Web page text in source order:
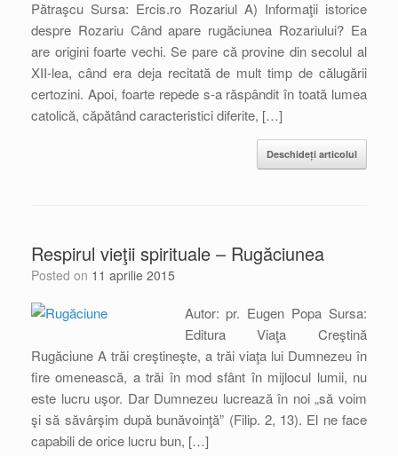
Pătraşcu Sursa: Ercis.ro Rozariul A) Informaţii istorice
despre Rozariu Când apare rugăciunea Rozariului? Ea
are origini foarte vechi. Se pare că provine din secolul al
XII-lea, când era deja recitată de mult timp de călugării
certozini. Apoi, foarte repede s-a răspândit în toată lumea
catolică, căpătând caracteristici diferite, […]
Deschideți articolul
Respirul vieţii spirituale – Rugăciunea
Posted on 11 aprilie 2015
Autor: pr. Eugen Popa Sursa:
Editura Viaţa Creştină
Rugăciune A trăi creştineşte, a trăi viaţa lui Dumnezeu în
fire omenească, a trăi în mod sfânt în mijlocul lumii, nu
este lucru uşor. Dar Dumnezeu lucrează în noi „să voim
şi să săvârşim după bunăvoinţă” (Filip. 2, 13). El ne face
capabili de orice lucru bun, […]